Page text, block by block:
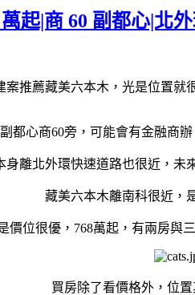
起|商 60 副都心|北
案推薦藏美六本木，光是位置就
都心商60旁，可能會有金融商
身離北外環快速道路也很近，未
藏美六本木離南科很近，
價位很優，768萬起，有兩房與
買房除了看價格外，位